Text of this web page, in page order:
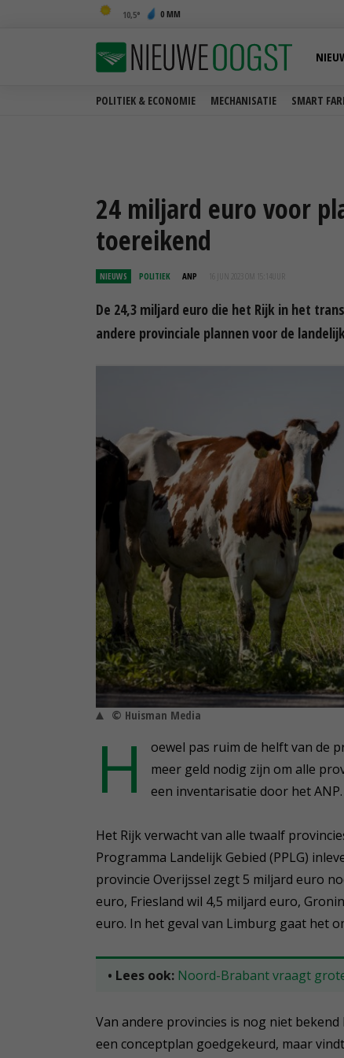
10,5 0 MM
POLITIEK & ECONOMIE MECHANISATIE SMART
24 miljard euro voor
toereikend
NIEUWS POLITIEK ANP 16 JUN 2023 OM 15:14
De 24,3 miljard euro die het Rijk in het
andere provinciale plannen voor de
© Huisman Media
H
oewel pas ruim de helft van de
meer geld nodig zijn om alle
een inventarisatie door het ANP.
Het Rijk verwacht van alle twaalf
Programma Landelijk Gebied (PPLG)
provincie Overijssel zegt 5 miljard euro
euro, Friesland wil 4,5 miljard euro,
euro. In het geval van Limburg gaat het
• Lees ook: Noord-Brabant vraagt
Van andere provincies is nog niet
een conceptplan goedgekeurd, maar